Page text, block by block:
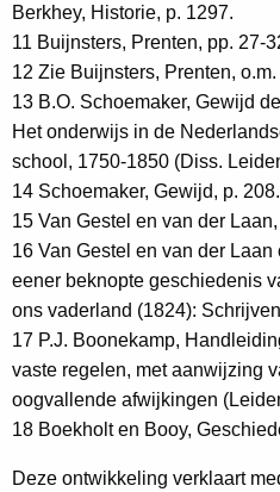
Berkhey, Historie, p. 1297.
11 Buijnsters, Prenten, pp. 27-
12 Zie Buijnsters, Prenten,
13 B.O. Schoemaker, Gewijd
Het onderwijs in de
school, 1750-1850 (Diss.
14 Schoemaker, Gewijd, p. 208.
15 Van Gestel en van der
16 Van Gestel en van der Laan
eener beknopte geschiedenis
ons vaderland (1824):
17 P.J. Boonekamp,
vaste regelen, met aanwijzing
oogvallende afwijkingen
18 Boekholt en Booy,
Deze ontwikkeling verklaart